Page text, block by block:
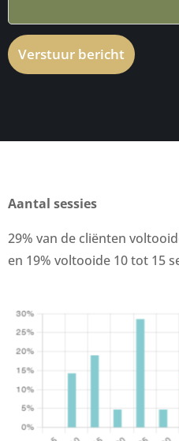
Aantal sessies
29% van de cliënten
en 19% voltooide 10 tot 15